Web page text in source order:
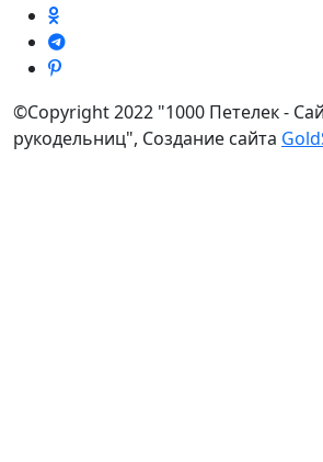
©Copyright 2022 "1000 Петелек -
рукодельниц", Создание сайта